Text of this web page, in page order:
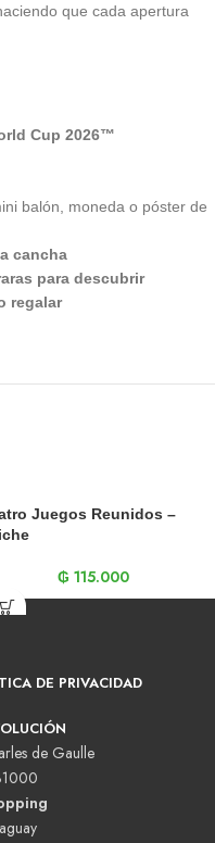
que cada apertura
Cup 2026™
balón, moneda o póster de
cancha
para descubrir
regalar
Juegos Reunidos –
₲ 115.000
DE PRIVACIDAD
de Gaulle